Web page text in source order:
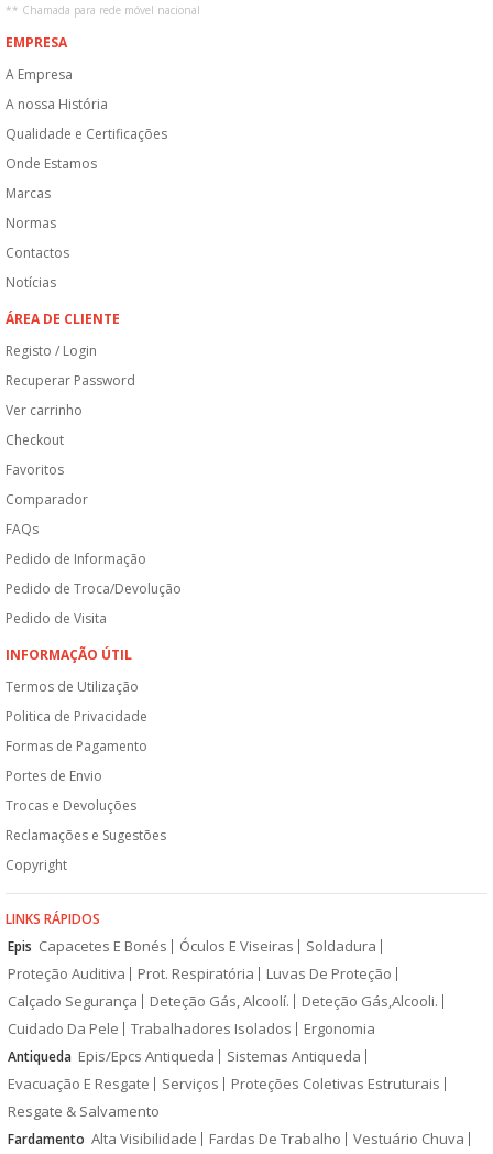
** Chamada para rede móvel nacional
EMPRESA
A Empresa
A nossa História
Qualidade e Certificações
Onde Estamos
Marcas
Normas
Contactos
Notícias
ÁREA DE CLIENTE
Registo / Login
Recuperar Password
Ver carrinho
Checkout
Favoritos
Comparador
FAQs
Pedido de Informação
Pedido de Troca/Devolução
Pedido de Visita
INFORMAÇÃO ÚTIL
Termos de Utilização
Politica de Privacidade
Formas de Pagamento
Portes de Envio
Trocas e Devoluções
Reclamações e Sugestões
Copyright
LINKS RÁPIDOS
Epis Capacetes E Bonés Óculos E Viseiras
Soldadura
Proteção Auditiva
Prot. Respiratória
Luvas De Proteção
Calçado Segurança
Deteção Gás, Alcoolí.
Deteção Gás,Alcooli.
Cuidado Da Pele
Trabalhadores Isolados Ergonomia
Antiqueda Epis/Epcs Antiqueda
Sistemas Antiqueda
Evacuação E Resgate
Serviços
Proteções Coletivas Estruturais
Resgate & Salvamento
Fardamento Alta Visibilidade Fardas De Trabalho
Vestuário Chuva